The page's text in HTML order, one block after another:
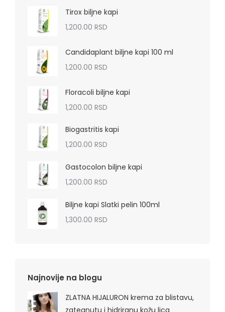
Tirox biljne kapi
1,200.00 RSD
Candidaplant biljne kapi 100 ml
1,200.00 RSD
Floracoli biljne kapi
1,200.00 RSD
Biogastritis kapi
1,200.00 RSD
Gastocolon biljne kapi
1,200.00 RSD
Biljne kapi Slatki pelin 100ml
1,300.00 RSD
Najnovije na blogu
ZLATNA HIJALURON krema za blistavu,
zategnutu i hidriranu kožu lica